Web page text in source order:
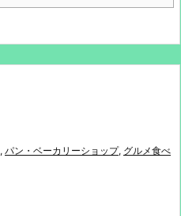
, パン・ベーカリーショップ, グルメ食べ